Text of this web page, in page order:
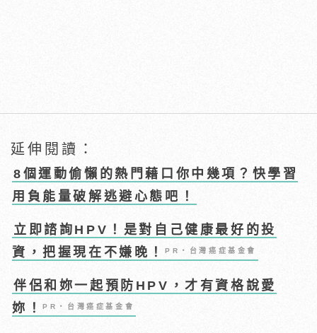
延伸閱讀：
8個運動偷懶的熱門藉口你中幾項？快學習
用負能量破解逃避心態吧！
立即諮詢HPV！是對自己健康最好的投
資，把握現在不嫌晚！PR・台灣癌症基金會
伴侶和妳一起預防HPV，才有資格說愛
妳！PR・台灣癌症基金會